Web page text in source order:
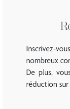
Inscrivez-
nombreux
De plus,
réduction